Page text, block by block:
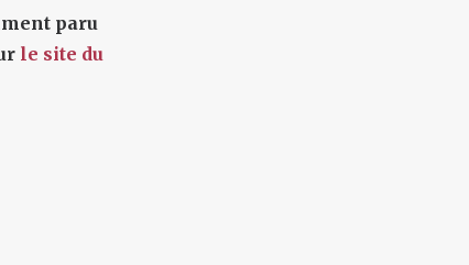
paru
le site du